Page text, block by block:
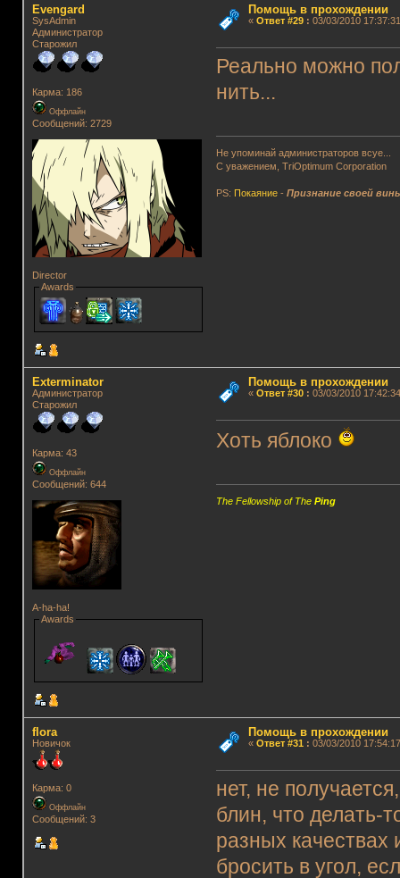
Evengard
SysAdmin
Администратор
Старожил
Карма: 186
Оффлайн
Сообщений: 2729
Director
Awards
Помощь в прохождении
« Ответ #29: 03/03/2010
Реально можно
нить...
Не упоминай администраторов всуе...
С уважением, TriOptimum Corporation
PS: Покаяние -Признание своей
Exterminator
Администратор
Старожил
Карма: 43
Оффлайн
Сообщений: 644
A-ha-ha!
Awards
Помощь в прохождении
« Ответ #30: 03/03/2010
Хоть яблоко
The Fellowship of ThePing
flora
Новичок
Карма: 0
Оффлайн
Сообщений: 3
Помощь в прохождении
« Ответ #31 : 03/03/2010
нет, не
блин, что делать-
разных качествах
бросить в угол,